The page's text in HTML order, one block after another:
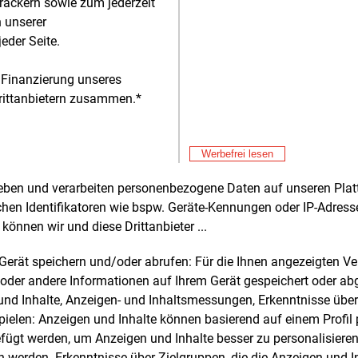
unserer
Seite.
unseres
zusammen.*
Werbefrei lesen
und verarbeiten personenbezogene Daten auf unseren
Identifikatoren wie bspw. Geräte-Kennungen oder IP-
wir und diese Drittanbieter ...
speichern und/oder abrufen: Für die Ihnen angezeigten
andere Informationen auf Ihrem Gerät gespeichert oder
Inhalte, Anzeigen- und Inhaltsmessungen, Erkenntnisse
Anzeigen und Inhalte können basierend auf einem Profil
werden, um Anzeigen und Inhalte besser zu
um die Finanzierungsbedingungen
Planungssicherheit für Projekte zu
regeln
vergebener Offshore-Windflächen. Der
hatte einen gesetzlich geregelten
vorgeschlagen, mit dem
Flächen freiwillig
können, falls eine Umsetzung
sollen Flächen und Netzanschlüsse
neu vergeben werden können. Dies
vor dem Hintergrund, dass Total
ersteigerte Flächen in der Nordsee
nicht selbst nutzen will (wir
E&M
E&M